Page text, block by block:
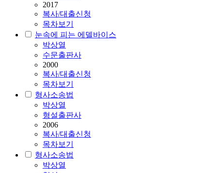
2017
복사/대출신청
목차보기
눈속에 피는 에델바이스
박상열
수문출판사
2000
복사/대출신청
목차보기
형사소송법
박상열
형설출판사
2006
복사/대출신청
목차보기
형사소송법
박상열